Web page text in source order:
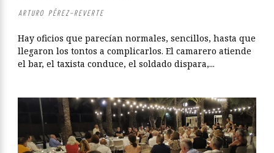
ARTURO PÉREZ-REVERTE
Hay oficios que parecían normales, sencillos, hasta que
llegaron los tontos a complicarlos. El camarero atiende
el bar, el taxista conduce, el soldado dispara,...